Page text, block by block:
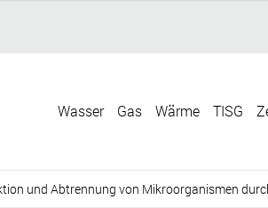
Wasser Gas Wärme TISG
und Abtrennung von Mikroorganismen